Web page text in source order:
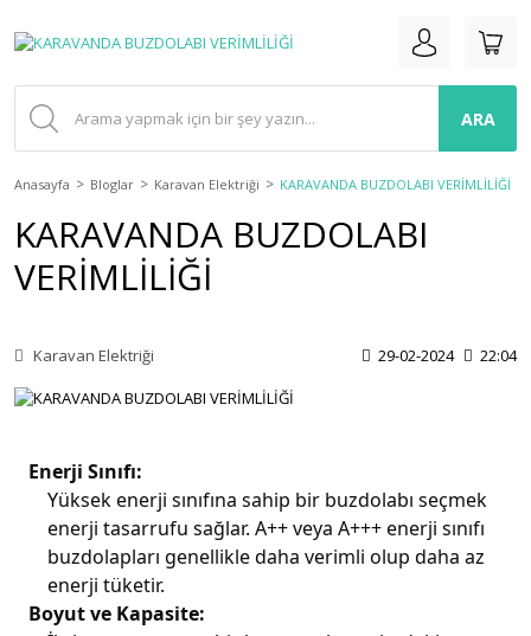
ARA
Anasayfa Bloglar Karavan Elektriği KARAVANDA BUZDOLABI VERİMLİLİĞİ
KARAVANDA BUZDOLABI
VERİMLİLİĞİ
Karavan Elektriği 29-02-2024 22:04
Enerji Sınıfı:
Yüksek enerji sınıfına sahip bir buzdolabı seçmek
enerji tasarrufu sağlar. A++ veya A+++ enerji sınıfı
buzdolapları genellikle daha verimli olup daha az
enerji tüketir.
Boyut ve Kapasite: